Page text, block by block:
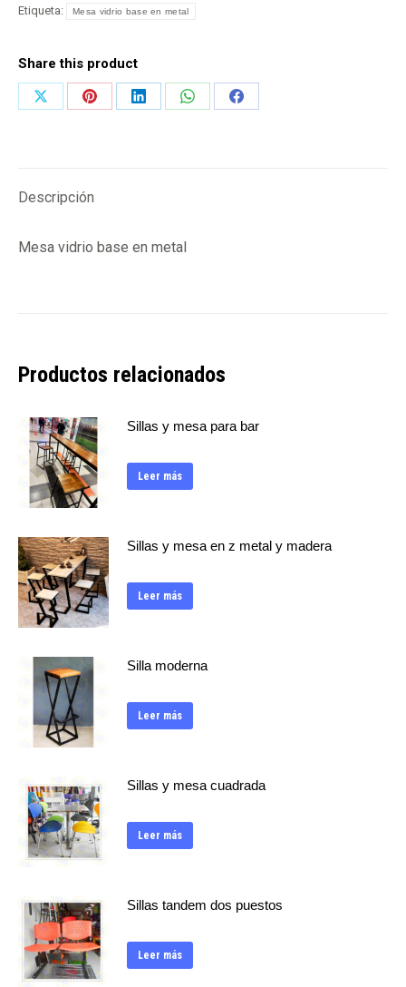
Etiqueta:
Mesa vidrio base en metal
Share this product
Share
Share
Share
Share
Share
Descripción
Mesa vidrio base en metal
Productos relacionados
Sillas y mesa para bar
Leer más
Sillas y mesa en z metal y madera
Leer más
Silla moderna
Leer más
Sillas y mesa cuadrada
Leer más
Sillas tandem dos puestos
Leer más